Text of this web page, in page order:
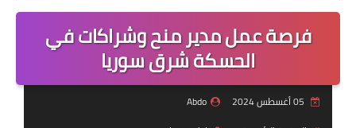
القائمة
مناقصات
فرص عمل داخل سوريا
فرصة عمل مدير منح وشراكات في
الحسكة شرق سوريا
Abdo